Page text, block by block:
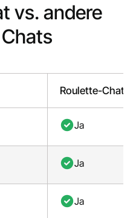
vs. andere
Roulette-Chat
Ja
Ja
Ja